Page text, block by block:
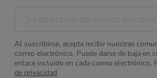
Al suscribirse, acepta recibir nuestras
correo electrónico. Puede darse de baja en
enlace incluido en cada correo electrónico.
de privacidad